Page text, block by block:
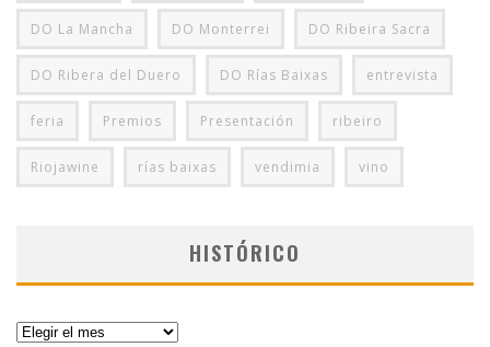
DO La Mancha DO Monterrei DO Ribeira Sacra
DO Ribera del Duero DO Rías Baixas entrevista
feria Premios Presentación ribeiro
Riojawine rías baixas vendimia vino
HISTÓRICO
Histórico